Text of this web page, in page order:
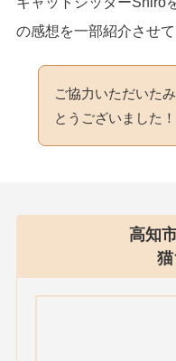
の感想を一部紹介させて
ご協力いただいた
とうございました！
高知